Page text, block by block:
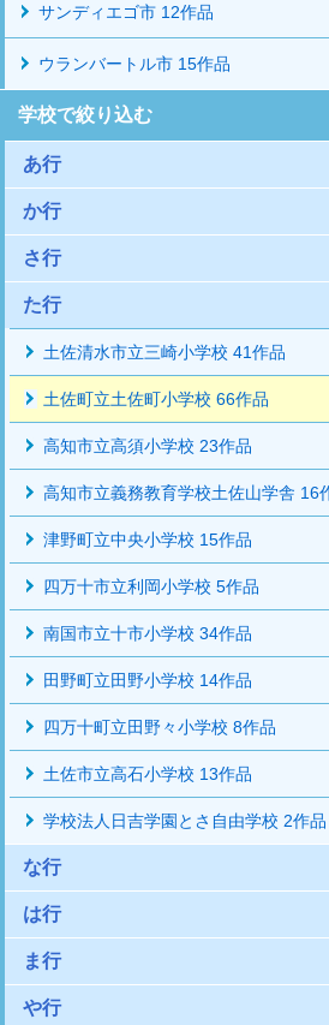
サンディエゴ市 12作品
ウランバートル市 15作品
学校で絞り込む
あ行
か行
さ行
た行
土佐清水市立三崎小学校 41作品
土佐町立土佐町小学校 66作品
高知市立高須小学校 23作品
高知市立義務教育学校土佐山学舎 16
津野町立中央小学校 15作品
四万十市立利岡小学校 5作品
南国市立十市小学校 34作品
田野町立田野小学校 14作品
四万十町立田野々小学校 8作品
土佐市立高石小学校 13作品
学校法人日吉学園とさ自由学校 2作品
な行
は行
ま行
や行